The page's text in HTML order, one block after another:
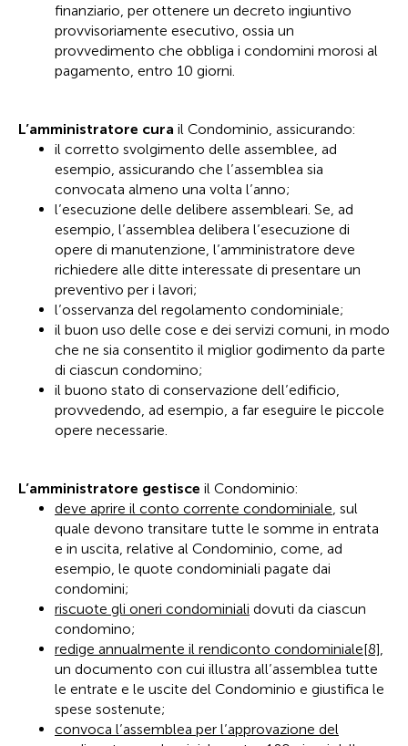
finanziario, per ottenere un decreto ingiuntivo
provvisoriamente esecutivo, ossia un
provvedimento che obbliga i condomini morosi al
pagamento, entro 10 giorni.
L’amministratore cura il Condominio, assicurando:
il corretto svolgimento delle assemblee, ad
esempio, assicurando che l’assemblea sia
convocata almeno una volta l’anno;
l’esecuzione delle delibere assembleari. Se, ad
esempio, l’assemblea delibera l’esecuzione di
opere di manutenzione, l’amministratore deve
richiedere alle ditte interessate di presentare un
preventivo per i lavori;
l’osservanza del regolamento condominiale;
il buon uso delle cose e dei servizi comuni, in modo
che ne sia consentito il miglior godimento da parte
di ciascun condomino;
il buono stato di conservazione dell’edificio,
provvedendo, ad esempio, a far eseguire le piccole
opere necessarie.
L’amministratore gestisce il Condominio:
deve aprire il conto corrente condominiale, sul
quale devono transitare tutte le somme in entrata
e in uscita, relative al Condominio, come, ad
esempio, le quote condominiali pagate dai
condomini;
riscuote gli oneri condominiali dovuti da ciascun
condomino;
redige annualmente il rendiconto condominiale[8],
un documento con cui illustra all’assemblea tutte
le entrate e le uscite del Condominio e giustifica le
spese sostenute;
convoca l’assemblea per l’approvazione del